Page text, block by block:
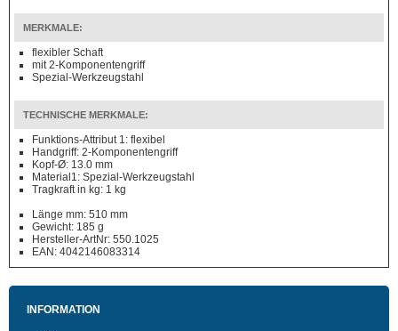
MERKMALE:
flexibler Schaft
mit 2-Komponentengriff
Spezial-Werkzeugstahl
TECHNISCHE MERKMALE:
Funktions-Attribut 1: flexibel
Handgriff: 2-Komponentengriff
Kopf-Ø: 13.0 mm
Material1: Spezial-Werkzeugstahl
Tragkraft in kg: 1 kg
Länge mm: 510 mm
Gewicht: 185 g
Hersteller-ArtNr: 550.1025
EAN: 4042146083314
INFORMATION